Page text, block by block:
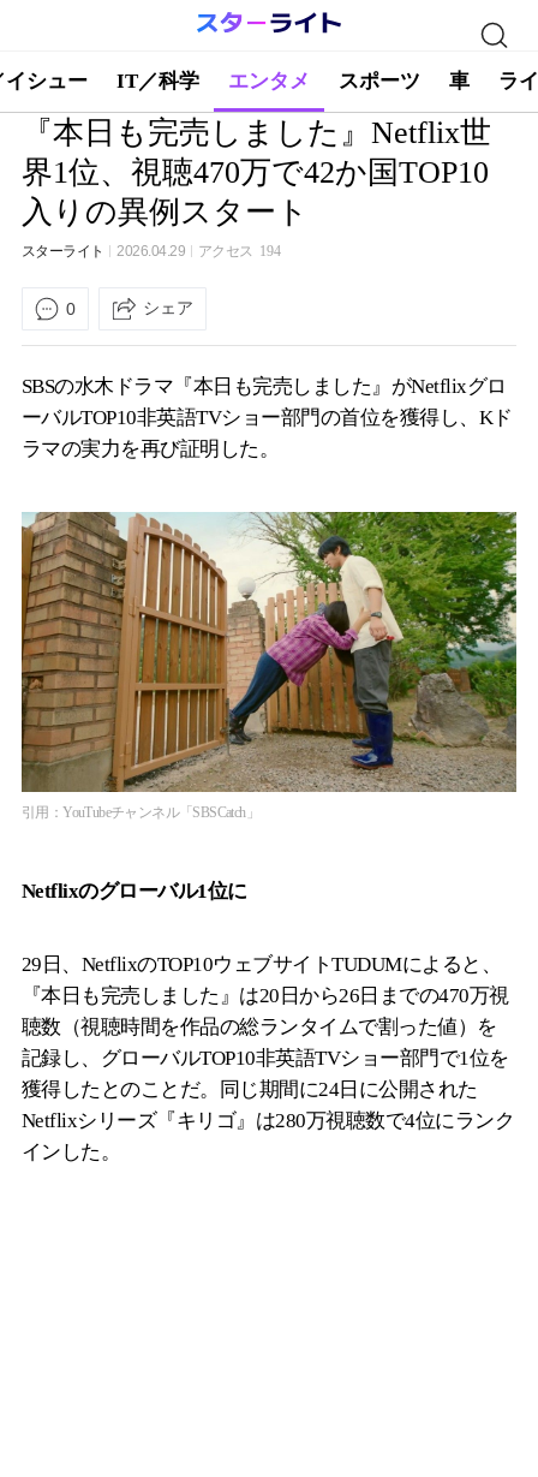
イシュー IT／科学 エンタメ スポーツ 車 ラ
『本日も完売しました』Netflix世
界1位、視聴470万で42か国TOP10
入りの異例スタート
スターライト 2026.04.29 アクセス 194
0 シェア
SBSの水木ドラマ『本日も完売しました』がNetflixグロ
ーバルTOP10非英語TVショー部門の首位を獲得し、Kド
ラマの実力を再び証明した。
引用：YouTubeチャンネル「SBSCatch」
Netflixのグローバル1位に
29日、NetflixのTOP10ウェブサイトTUDUMによると、
『本日も完売しました』は20日から26日までの470万視
聴数（視聴時間を作品の総ランタイムで割った値）を
記録し、グローバルTOP10非英語TVショー部門で1位を
獲得したとのことだ。同じ期間に24日に公開された
Netflixシリーズ『キリゴ』は280万視聴数で4位にランク
インした。